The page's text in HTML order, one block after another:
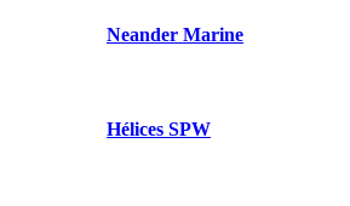
Neander Marine
Hélices SPW